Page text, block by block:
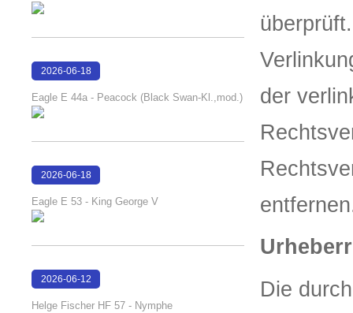
der
Die
2026-06-18
Eagle E 44a - Peacock (Black Swan-Kl.,mod.)
2026-06-18
Eagle E 53 - King George V
2026-06-12
Helge Fischer HF 57 - Nymphe